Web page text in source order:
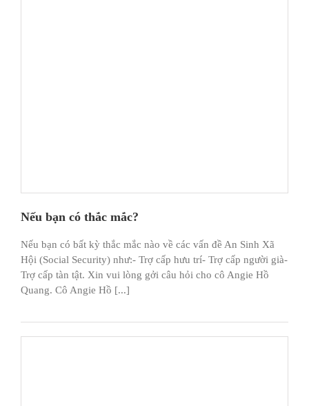
Nếu bạn có thắc mắc?
Nếu bạn có bất kỳ thắc mắc nào về các vấn đề An Sinh Xã
Hội (Social Security) như:- Trợ cấp hưu trí- Trợ cấp người già-
Trợ cấp tàn tật. Xin vui lòng gởi câu hỏi cho cô Angie Hồ
Quang. Cô Angie Hồ [...]